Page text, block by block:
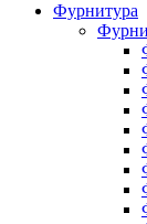
Фурнитура